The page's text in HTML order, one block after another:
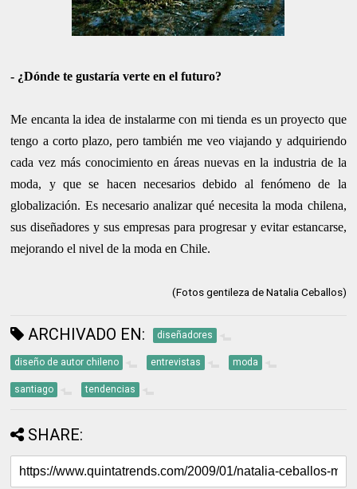
- ¿Dónde te gustaría verte en el futuro?
Me encanta la idea de instalarme con mi tienda es un proyecto que
tengo a corto plazo, pero también me veo viajando y adquiriendo
cada vez más conocimiento en áreas nuevas en la industria de la
moda, y que se hacen necesarios debido al fenómeno de la
globalización. Es necesario analizar qué necesita la moda chilena,
sus diseñadores y sus empresas para progresar y evitar estancarse,
mejorando el nivel de la moda en Chile.
(Fotos gentileza de Natalia Ceballos)
ARCHIVADO EN: diseñadores
diseño de autor chileno entrevistas moda
santiago tendencias
SHARE: